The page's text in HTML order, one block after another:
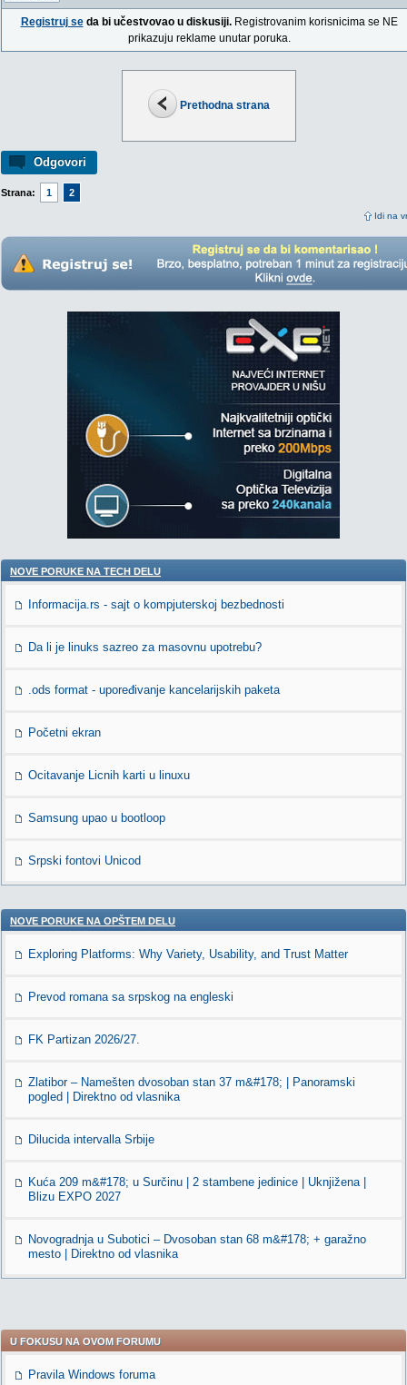
Prethodna strana
Odgovori
Strana: 1 2
Idi na
Registruj seda bi učestvovao u diskusiji.Registrovanim korisnicima se NE
prikazuju reklame unutar poruka.
NOVE PORUKE NA TECH DELU
Informacija.rs - sajt o kompjuterskoj bezbednosti
Da li je linuks sazreo za masovnu upotrebu?
.ods format - upoređivanje kancelarijskih paketa
Početni ekran
Ocitavanje Licnih karti u linuxu
Samsung upao u bootloop
Srpski fontovi Unicod
NOVE PORUKE NA OPŠTEM DELU
Exploring Platforms: Why Variety, Usability, and Trust Matter
Prevod romana sa srpskog na engleski
FK Partizan 2026/27.
Zlatibor – Namešten dvosoban stan 37 m&#178; | Panoramski
pogled | Direktno od vlasnika
Dilucida intervalla Srbije
Kuća 209 m&#178; u Surčinu | 2 stambene jedinice | Uknjižena |
Blizu EXPO 2027
Novogradnja u Subotici – Dvosoban stan 68 m&#178; + garažno
mesto | Direktno od vlasnika
U FOKUSU NA OVOM FORUMU
Pravila Windows foruma